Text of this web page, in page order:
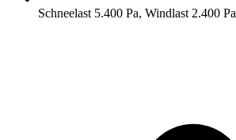
Schneelast 5.400 Pa, Windlast 2.400 Pa